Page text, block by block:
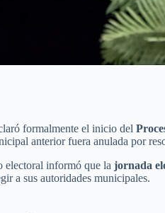
formalmente el inicio del
anterior fuera anulada por
electoral informó que la jornada
a sus autoridades municipales.